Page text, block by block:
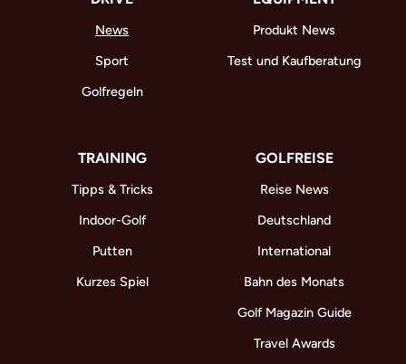
News
Sport
Golfregeln
Produkt News
Test und Kaufberatung
TRAINING
Tipps & Tricks
Indoor-Golf
Putten
Kurzes Spiel
GOLFREISE
Reise News
Deutschland
International
Bahn des Monats
Golf Magazin Guide
Travel Awards